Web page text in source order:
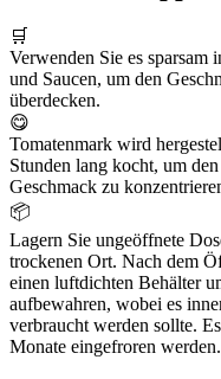
🛒
Verwenden Sie es sparsam
und Saucen, um den
überdecken.
😋
Tomatenmark wird
Stunden lang kocht, um
Geschmack zu
📦
Lagern Sie ungeöffnete
trockenen Ort. Nach dem
einen luftdichten Behälter
aufbewahren, wobei es
verbraucht werden sollte.
Monate eingefroren werden.